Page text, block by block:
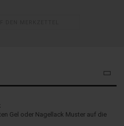
Gel oder Nagellack Muster auf die